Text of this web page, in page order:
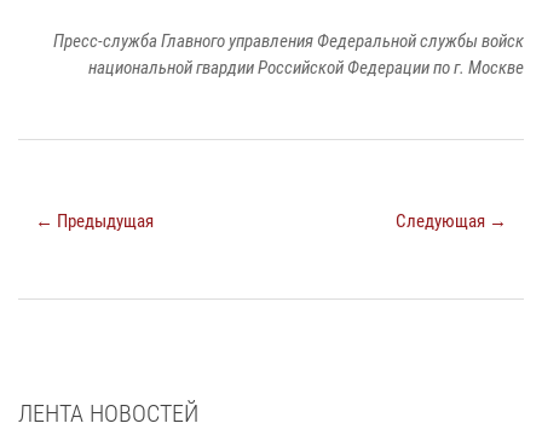
Пресс-служба Главного управления Федеральной службы войск
национальной гвардии Российской Федерации по г. Москве
← Предыдущая Следующая →
ЛЕНТА НОВОСТЕЙ